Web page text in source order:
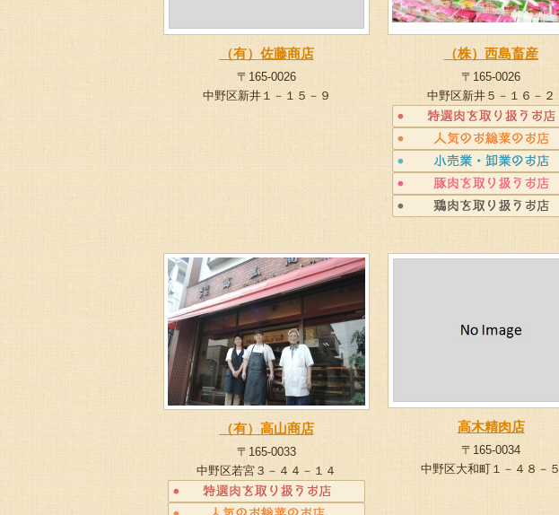
（有）佐藤商店
〒165-0026
中野区新井１－１５－９
（株）西島畜産
〒165-0026
中野区新井５－１６－２
（有）高山商店
〒165-0033
中野区若宮３－４４－１４
高木精肉店
〒165-0034
中野区大和町１－４８－５